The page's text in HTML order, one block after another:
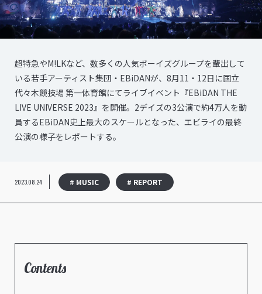
超特急やM!LKなど、数多くの人気ボーイズグループを輩出して
いる若手アーティスト集団・EBiDANが、8月11・12日に国立
代々木競技場 第一体育館にてライブイベント『EBiDAN THE
LIVE UNIVERSE 2023』を開催。2デイズの3公演で約4万人を動
員するEBiDAN史上最大のスケールとなった、エビライの最終
公演の様子をレポートする。
2023.08.24 # MUSIC # REPORT
Contents